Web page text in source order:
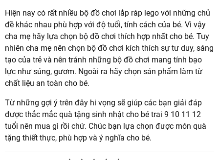
Hiện nay có rất nhiều bộ đồ chơi lắp ráp lego với những chủ
đề khác nhau phù hợp với độ tuổi, tính cách của bé. Vì vậy
cha mẹ hãy lựa chọn bộ đồ chơi thích hợp nhất cho bé. Tuy
nhiên cha mẹ nên chọn bộ đồ chơi kích thích sự tư duy, sáng
tạo của trẻ và nên tránh những bộ đồ chơi mang tính bạo
lực như súng, gươm. Ngoài ra hãy chọn sản phẩm làm từ
chất liệu an toàn cho bé.
Từ những gợi ý trên đây hi vọng sẽ giúp các bạn giải đáp
được thắc mắc quà tặng sinh nhật cho bé trai 9 10 11 12
tuổi nên mua gì rồi chứ. Chúc bạn lựa chọn được món quà
tặng thiết thực, phù hợp và ý nghĩa cho bé.